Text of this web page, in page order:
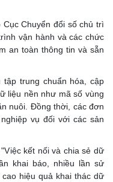
Chuyển đổi số chủ trì
vận hành và các chức
an toàn thông tin và sẵn
trung chuẩn hóa, cập
liệu nền như mã số vùng
nuôi. Đồng thời, các đơn
vụ đối với các sản
kết nối và chia sẻ dữ
khai báo, nhiều lần sử
hiệu quả khai thác dữ